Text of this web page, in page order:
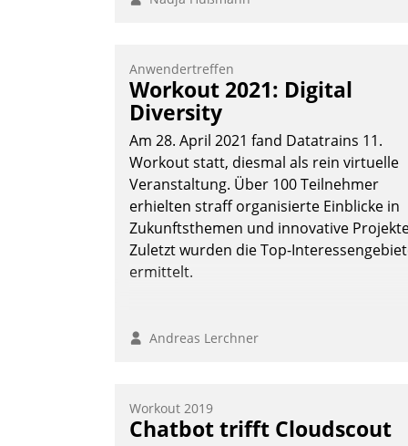
Anwendertreffen
Workout 2021: Digital
Diversity
Am 28. April 2021 fand Datatrains 11.
Workout statt, diesmal als rein virtuelle
Veranstaltung. Über 100 Teilnehmer
erhielten straff organisierte Einblicke in
Zukunftsthemen und innovative
Zuletzt wurden die Top-
ermittelt.
Andreas Lerchner
Workout 2019
Chatbot trifft Cloudscout